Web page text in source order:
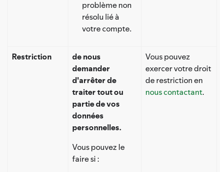
problème non
résolu lié à
votre compte.
Restriction
de nous
demander
d'arrêter de
traiter tout ou
partie de vos
données
personnelles.
Vous pouvez le
faire si :
Vous pouvez
exercer votre droit
de restriction en
nous contactant.